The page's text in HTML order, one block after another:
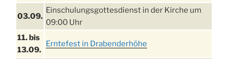
03.09.
Einschulungsgottesdienst in der Kirche um
09:00 Uhr
11. bis
13.09.
Erntefest in Drabenderhöhe